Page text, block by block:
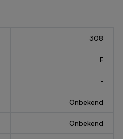
308
F
-
Onbekend
Onbekend